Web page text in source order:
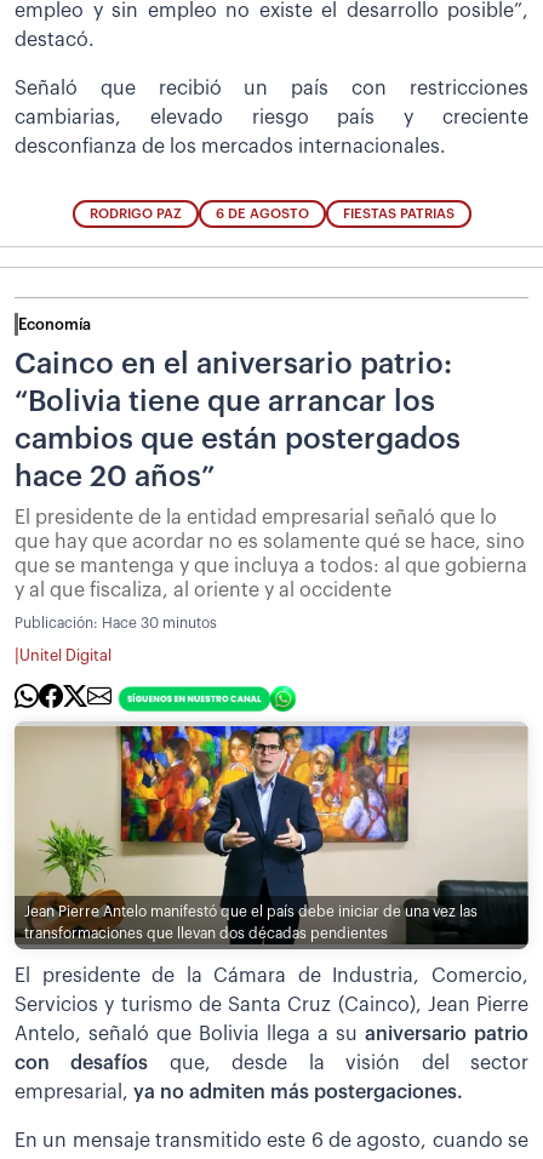
empleo y sin empleo no existe el desarrollo posible”,
destacó.
Señaló que recibió un país con restricciones
cambiarias, elevado riesgo país y creciente
desconfianza de los mercados internacionales.
RODRIGO PAZ 6 DE AGOSTO FIESTAS PATRIAS
Economía
Cainco en el aniversario patrio:
“Bolivia tiene que arrancar los
cambios que están postergados
hace 20 años”
El presidente de la entidad empresarial señaló que lo
que hay que acordar no es solamente qué se hace, sino
que se mantenga y que incluya a todos: al que gobierna
y al que fiscaliza, al oriente y al occidente
Publicación: Hace 30 minutos
Unitel Digital
Jean Pierre Antelo manifestó que el país debe iniciar de una vez las
transformaciones que llevan dos décadas pendientes
El presidente de la Cámara de Industria, Comercio,
Servicios y turismo de Santa Cruz (Cainco), Jean Pierre
Antelo, señaló que Bolivia llega a su aniversario patrio
con desafíos que, desde la visión del sector
empresarial, ya no admiten más postergaciones.
En un mensaje transmitido este 6 de agosto, cuando se